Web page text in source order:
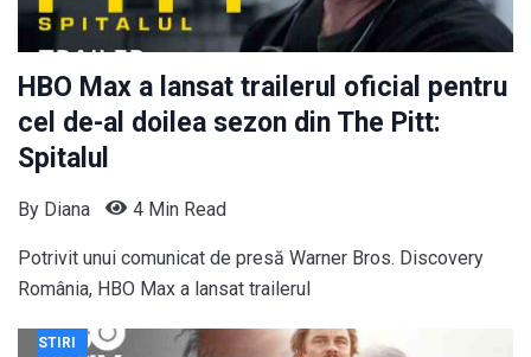
HBO Max a lansat trailerul oficial pentru
cel de-al doilea sezon din The Pitt:
Spitalul
By Diana 4 Min Read
Potrivit unui comunicat de presă Warner Bros. Discovery
România, HBO Max a lansat trailerul
STIRI